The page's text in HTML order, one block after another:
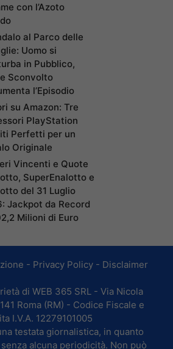
con l’Azoto
al Parco delle
Uomo si
in Pubblico,
Sconvolto
l’Episodio
su Amazon: Tre
PlayStation
Perfetti per un
Originale
Vincenti e Quote
SuperEnalotto e
del 31 Luglio
Jackpot da Record
Milioni di Euro
- Privacy Policy - Disclaimer
di WEB 365 SRL - Via Nicola
Roma (RM) - Codice Fiscale e
I.V.A. 12279101005
testata giornalistica, in quanto
alcuna periodicità. Non può